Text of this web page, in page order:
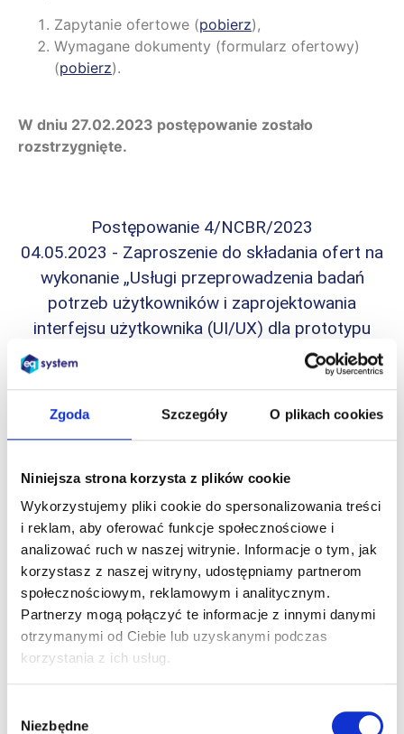
Zgoda Szczegóły O plikach cookies
Niniejsza strona korzysta z plików cookie
Wykorzystujemy pliki cookie do spersonalizowania treści
i reklam, aby oferować funkcje społecznościowe i
analizować ruch w naszej witrynie. Informacje o tym, jak
korzystasz z naszej witryny, udostępniamy partnerom
społecznościowym, reklamowym i analitycznym.
Partnerzy mogą połączyć te informacje z innymi danymi
otrzymanymi od Ciebie lub uzyskanymi podczas
korzystania z ich usług.
zgody
Niezbędne
Zapytanie ofertowe (pobierz),
Wymagane dokumenty (formularz ofertowy)
(pobierz).
W dniu 27.02.2023 postępowanie zostało
rozstrzygnięte.
Postępowanie 4/NCBR/2023
04.05.2023 - Zaproszenie do składania ofert na
wykonanie „Usługi przeprowadzenia badań
potrzeb użytkowników i zaprojektowania
interfejsu użytkownika (UI/UX) dla prototypu
W związku z realizacją projektu „Opracowanie
i dystrybucji zadań operatorów produkcyjnych
wspomaganego przez sztuczną inteligencję w
POIR.01.01.01-00-0327/22), współfinansowanego w
ramach Programu Operacyjnego Inteligentny Rozwój:
Konkurs 1/1.1.1/2022 – Szybka ścieżka – Innowacje
cyfrowe; Działanie 1.1 Projekty B+R przedsiębiorstw,
Poddziałanie 1.1.1. „Badania przemysłowe i prace
rozwojowe realizowane przez przedsiębiorstwa”,
zapraszamy do składania ofert.
Osoba do kontaktu: Sonia Roskosz-Łoboda, tel. +48